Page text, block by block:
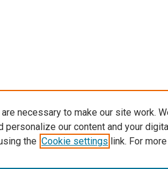
necessary to make our site work.
personalize our content and your
the Cookie settings link. For